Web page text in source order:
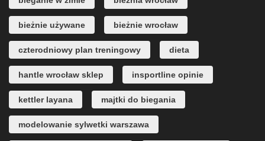
bieżnie używane bieżnie wrocław
czterodniowy plan treningowy dieta
hantle wrocław sklep insportline opinie
kettler layana majtki do biegania
modelowanie sylwetki warszawa